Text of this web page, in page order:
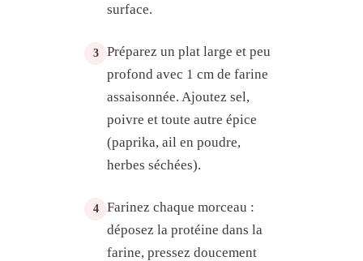
surface.
3
Préparez un plat large et peu
profond avec 1 cm de farine
assaisonnée. Ajoutez sel,
poivre et toute autre épice
(paprika, ail en poudre,
herbes séchées).
4
Farinez chaque morceau :
déposez la protéine dans la
farine, pressez doucement